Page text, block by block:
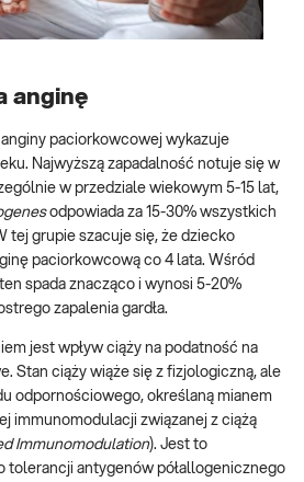
anginę
paciorkowcowej wykazuje
Najwyższą zapadalność notuje się w
w przedziale wiekowym 5-15 lat,
odpowiada za 15-30% wszystkich
tej grupie szacuje się, że dziecko
paciorkowcową co 4 lata. Wśród
spada znacząco i wynosi 5-20%
zapalenia gardła.
jest wpływ ciąży na podatność na
Stan ciąży wiąże się z fizjologiczną, ale
odpornościowego, określaną mianem
immunomodulacji związanej z ciążą
Immunomodulation). Jest to
tolerancji antygenów półallogenicznego